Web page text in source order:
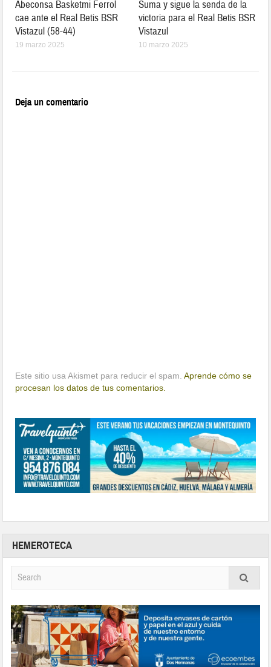
Abeconsa Basketmi Ferrol
cae ante el Real Betis BSR
Vistazul (58-44)
19 marzo 2025
Suma y sigue la senda de la
victoria para el Real Betis BSR
Vistazul
10 marzo 2025
Deja un comentario
Este sitio usa Akismet para reducir el spam.Aprende cómo se
procesan los datos de tus comentarios.
HEMEROTECA